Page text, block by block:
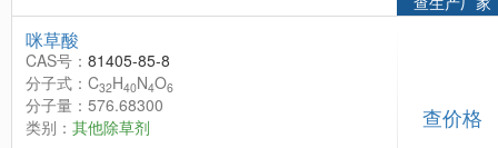
咪草酸
CAS号： 81405-85-8
分子式：C32H40N4O6
分子量：576.68300
类别： 其他除草剂
查价格